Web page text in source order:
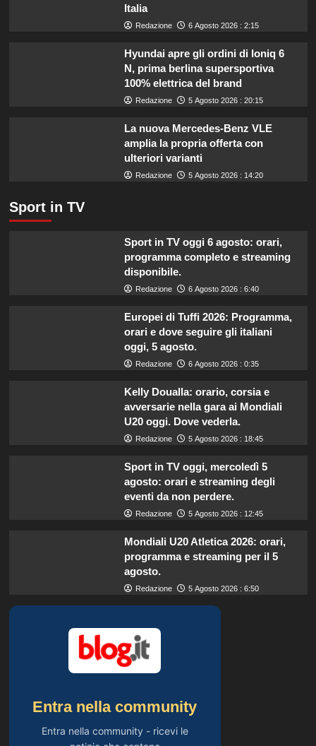
Italia
Redazione 6 Agosto 2026 : 2:15
Hyundai apre gli ordini di Ioniq 6
N, prima berlina supersportiva
100% elettrica del brand
Redazione 5 Agosto 2026 : 20:15
La nuova Mercedes-Benz VLE
amplia la propria offerta con
ulteriori varianti
Redazione 5 Agosto 2026 : 14:20
Sport in TV
Sport in TV oggi 6 agosto: orari,
programma completo e streaming
disponibile.
Redazione 6 Agosto 2026 : 6:40
Europei di Tuffi 2026: Programma,
orari e dove seguire gli italiani
oggi, 5 agosto.
Redazione 6 Agosto 2026 : 0:35
Kelly Doualla: orario, corsia e
avversarie nella gara ai Mondiali
U20 oggi. Dove vederla.
Redazione 5 Agosto 2026 : 18:45
Sport in TV oggi, mercoledì 5
agosto: orari e streaming degli
eventi da non perdere.
Redazione 5 Agosto 2026 : 12:45
Mondiali U20 Atletica 2026: orari,
programma e streaming per il 5
agosto.
Redazione 5 Agosto 2026 : 6:50
Entra nella community
Entra nella community - ricevi le